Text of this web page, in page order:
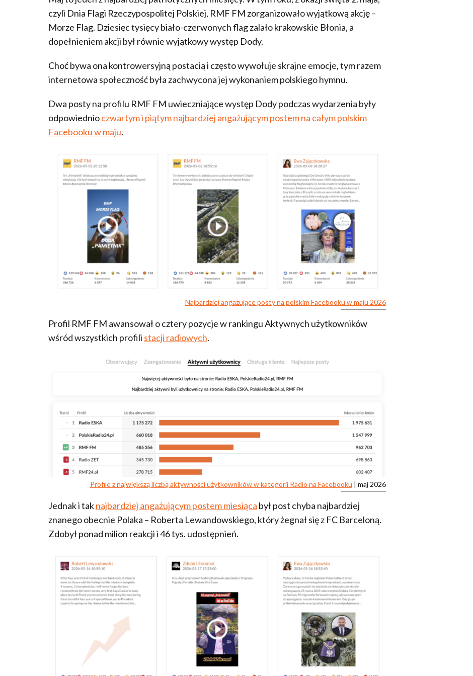
czyli Dnia Flagi Rzeczypospolitej Polskiej, RMF FM zorganizowało wyjątkową akcję –
Morze Flag. Dziesięc tysięcy biało-czerwonych flag zalało krakowskie Błonia, a
dopełnieniem akcji był równie wyjątkowy występ Dody.
Choć bywa ona kontrowersyjną postacią i często wywołuje skrajne emocje, tym razem
internetowa społeczność była zachwycona jej wykonaniem polskiego hymnu.
Dwa posty na profilu RMF FM uwieczniające występ Dody podczas wydarzenia były
odpowiednioczwartym i piątym najbardziej angażującym postem na całym polskim
Facebooku w maju.
Najbardziej angażujące posty na polskim Facebooku w maju 2026
Profil RMF FM awansował o cztery pozycje w rankingu Aktywnych użytkowników
wśród wszystkich profili stacji radiowych.
Profile z największą liczbą aktywności użytkowników w kategorii Radio na Facebooku | maj 2026
Jednak i taknajbardziej angażującym postem miesiąca był post chyba najbardziej
znanego obecnie Polaka – Roberta Lewandowskiego, który żegnał się z FC Barceloną.
Zdobył ponad milion reakcji i 46 tys. udostępnień.